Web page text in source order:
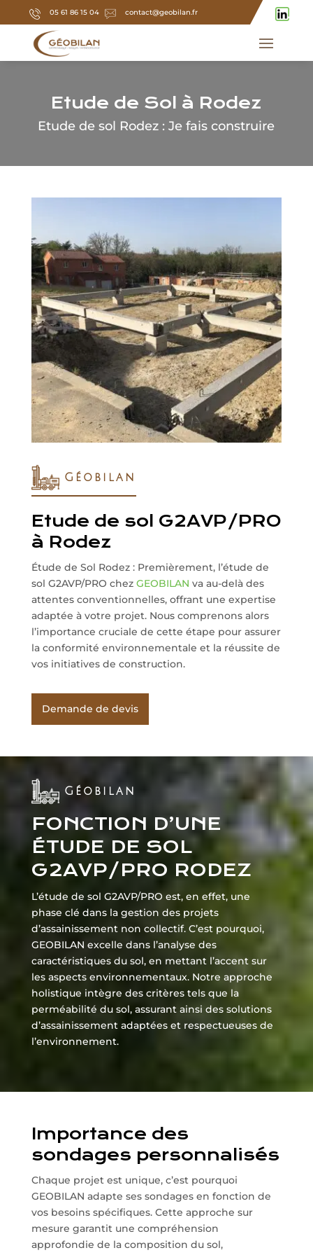
05 61 86 15 04 contact@geobilan.fr
Etude de Sol à Rodez
Etude de sol Rodez : Je fais construire
Géobilan
Etude de sol G2AVP/PRO
à Rodez
Étude de Sol Rodez : Premièrement, l’étude de
sol G2AVP/PRO chez GEOBILAN va au-delà des
attentes conventionnelles, offrant une expertise
adaptée à votre projet. Nous comprenons alors
l’importance cruciale de cette étape pour assurer
la conformité environnementale et la réussite de
vos initiatives de construction.
Demande de devis
Géobilan
FONCTION D’UNE
ÉTUDE DE SOL
G2AVP/PRO RODEZ
L’étude de sol G2AVP/PRO est, en effet, une
phase clé dans la gestion des projets
d’assainissement non collectif. C’est pourquoi,
GEOBILAN excelle dans l’analyse des
caractéristiques du sol, en mettant l’accent sur
les aspects environnementaux. Notre approche
holistique intègre des critères tels que la
perméabilité du sol, assurant ainsi des solutions
d’assainissement adaptées et respectueuses de
l’environnement.
Importance des
sondages personnalisés
Chaque projet est unique, c’est pourquoi
GEOBILAN adapte ses sondages en fonction de
vos besoins spécifiques. Cette approche sur
mesure garantit une compréhension
approfondie de la composition du sol,